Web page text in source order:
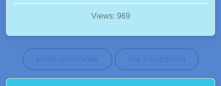
Views: 969
MORE QUESTIONS ASK A QUESTION